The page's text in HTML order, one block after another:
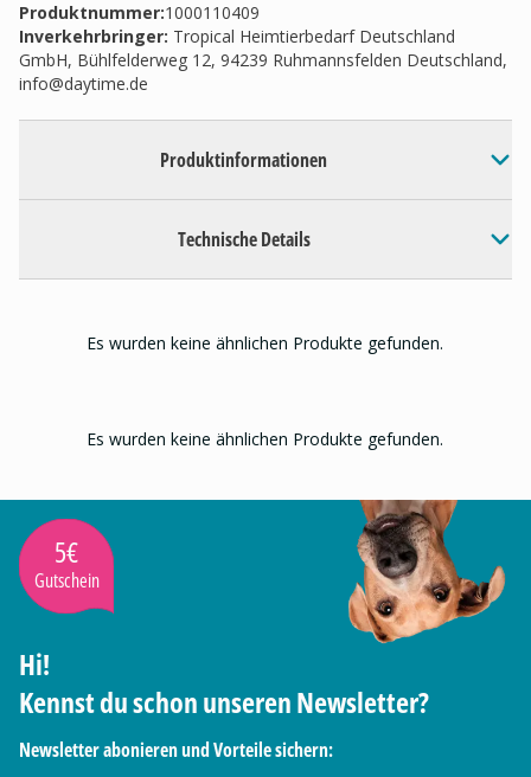
Produktnummer:1000110409
Inverkehrbringer: Tropical Heimtierbedarf Deutschland
GmbH, Bühlfelderweg 12, 94239 Ruhmannsfelden Deutschland,
info@daytime.de
Produktinformationen
Technische Details
Es wurden keine ähnlichen Produkte gefunden.
Es wurden keine ähnlichen Produkte gefunden.
5€
Gutschein
Hi!
Kennst du schon unseren Newsletter?
Newsletter abonieren und Vorteile sichern: